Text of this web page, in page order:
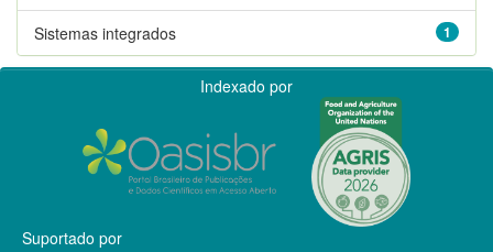
1
Sistemas integrados
Indexado por
Suportado por